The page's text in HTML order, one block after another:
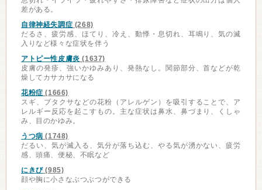
差がある。
自律神経失調症 (268)
だるさ、疲労感、ほてり、冷え、動悸・息切れ、耳鳴り、気の滅
入りなど様々な症状を伴う
アトピー性皮膚炎 (1637)
皮膚の発疹、強いかゆみあり、発熱なし。関節部分、首などが乾
燥してカサカサになる
花粉症 (1666)
スギ、ブタクサなどの花粉（アレルゲン）を吸引することで、ア
レルギー反応を起こすもの。主な症状は鼻水、鼻づまり、くしゃ
み、目のかゆみ。
うつ病 (1748)
だるい、気が滅入る、気分が落ち込む、やる気が湧かない、疲労
感、頭痛、便秘、不眠など
にきび(985)
顔や胸に小さなぶつぶつができる